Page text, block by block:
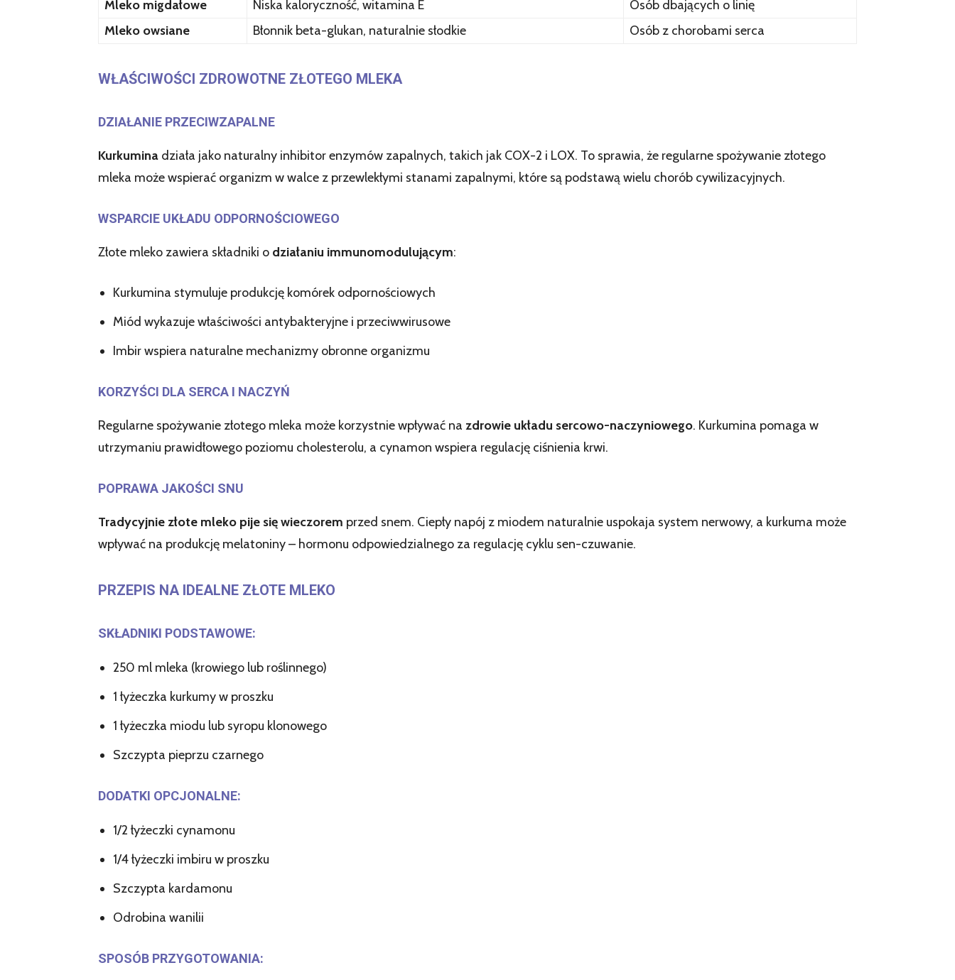
Mleko migdałowe
Niska kaloryczność, witamina E
Osób dbających o linię
Mleko owsiane
Błonnik beta-glukan, naturalnie słodkie Osób z chorobami serca
WŁAŚCIWOŚCI ZDROWOTNE ZŁOTEGO MLEKA
DZIAŁANIE PRZECIWZAPALNE
Kurkumina działa jako naturalny inhibitor enzymów zapalnych, takich jak COX-2 i LOX. To sprawia, że regularne spożywanie złotego
mleka może wspierać organizm w walce z przewlekłymi stanami zapalnymi, które są podstawą wielu chorób cywilizacyjnych.
WSPARCIE UKŁADU ODPORNOŚCIOWEGO
Złote mleko zawiera składniki o działaniu immunomodulującym:
Kurkumina stymuluje produkcję komórek odpornościowych
Miód wykazuje właściwości antybakteryjne i przeciwwirusowe
Imbir wspiera naturalne mechanizmy obronne organizmu
KORZYŚCI DLA SERCA I NACZYŃ
Regularne spożywanie złotego mleka może korzystnie wpływać na zdrowie układu sercowo-naczyniowego. Kurkumina pomaga w
utrzymaniu prawidłowego poziomu cholesterolu, a cynamon wspiera regulację ciśnienia krwi.
POPRAWA JAKOŚCI SNU
Tradycyjnie złote mleko pije się wieczorem przed snem. Ciepły napój z miodem naturalnie uspokaja system nerwowy, a kurkuma może
wpływać na produkcję melatoniny – hormonu odpowiedzialnego za regulację cyklu sen-czuwanie.
PRZEPIS NA IDEALNE ZŁOTE MLEKO
SKŁADNIKI PODSTAWOWE:
250 ml mleka (krowiego lub roślinnego)
1 łyżeczka kurkumy w proszku
1 łyżeczka miodu lub syropu klonowego
Szczypta pieprzu czarnego
DODATKI OPCJONALNE:
1/2 łyżeczki cynamonu
1/4 łyżeczki imbiru w proszku
Szczypta kardamonu
Odrobina wanilii
SPOSÓB PRZYGOTOWANIA: